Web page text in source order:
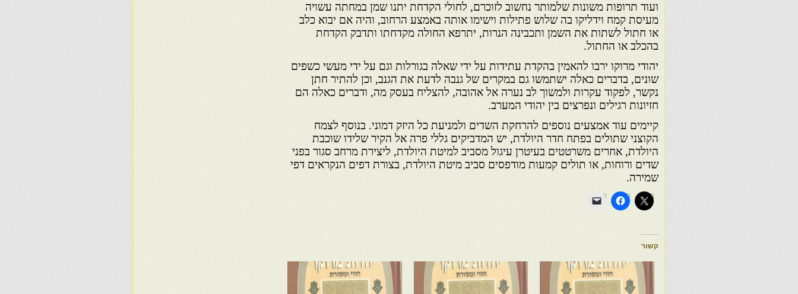
ועוד תרופות משונות שלמותר נחשוב לזוכרם, לחולי הקדחת יתנו שמן במחתה עשויה
מעיסת קמח וידליקו בה שלוש פתילות וישימו אותה באמצע הרחוב, והיה אם יבוא כלב
או חתול לשתות את השמן ותכבינה הנרות, יתרפא החולה מקדחתו ותדבק הקדחת
בהכלב או החתול.
יהודי מרוקו ירבו להאמין בהקדת עתידות על ידי שאלה בגורלות וגם על ידי מעשי כשפים
שונים, בדברים כאלה ישתמשו גם במקרים של גנבה לדעת את הגנב, וכן להתיר חתן
נקשר, לפקוד עקרות ולמשוך לב נערה אל אהובה, להצליח בעסק מה, ודברים כאלה הם
חזיונות רגילים ונפרצים בין יהודי המערב.
קיימים עוד אמצעים נוספים להרחקת השדים ולמניעת כל היזק דמוני. בנוסף לצמח
הקוצני שתולים בפתח חדר היולדת, יש המדביקים גללי פרה אל הקיר שלידו שוכבת
היולדת, אחרים משרטטים בעיטרן עיגול מסביב למיטת היולדת, ליצירת מרחב סגור בפני
שדים ורוחות, או תולים קמעות מודפסים סביב מיטת היולדת, בצורת דפים הנקראים דפי
שמירה.
קשור